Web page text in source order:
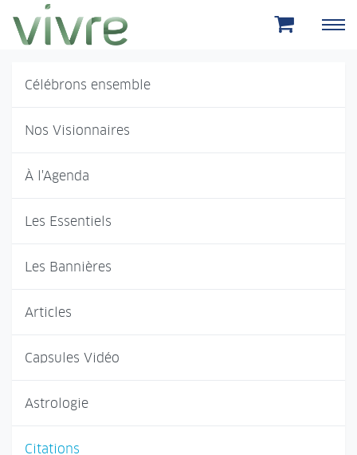
Aller au menu principal
Aller au contenu principal
Célébrons ensemble
Nos Visionnaires
À l'Agenda
Les Essentiels
Les Bannières
Articles
Capsules Vidéo
Astrologie
Citations